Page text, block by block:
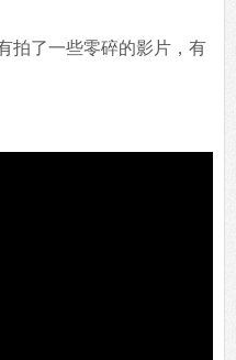
拍了一些零碎的影片，有